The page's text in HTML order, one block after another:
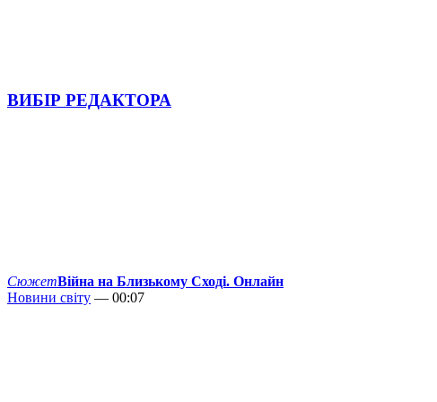
ВИБІР РЕДАКТОРА
СюжетВійна на Близькому Сході. Онлайн
Новини світу — 00:07